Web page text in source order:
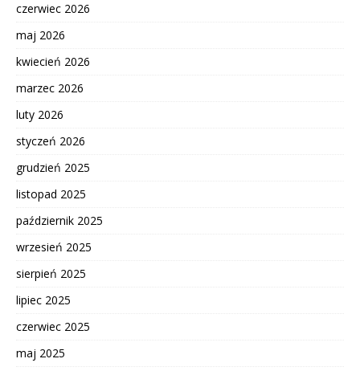
czerwiec 2026
maj 2026
kwiecień 2026
marzec 2026
luty 2026
styczeń 2026
grudzień 2025
listopad 2025
październik 2025
wrzesień 2025
sierpień 2025
lipiec 2025
czerwiec 2025
maj 2025